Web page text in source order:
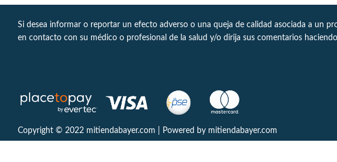
Si desea informar o reportar un efecto adverso o una queja de calidad asociada a un
en contacto con su médico o profesional de la salud y/o dirija sus comentarios
Copyright © 2022 mitiendabayer.com | Powered by mitiendabayer.com